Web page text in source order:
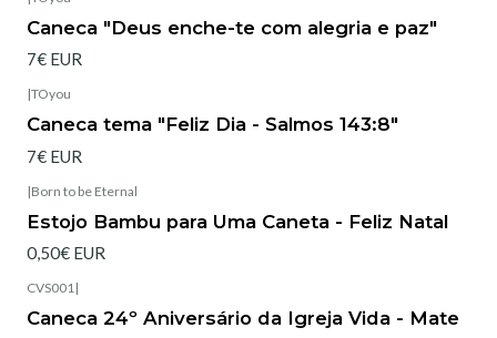
Caneca "Deus enche-te com alegria e paz"
7€ EUR
|TOyou
Caneca tema "Feliz Dia - Salmos 143:8"
7€ EUR
|Born to be Eternal
Estojo Bambu para Uma Caneta - Feliz Natal
0,50€ EUR
CVS001 |
Caneca 24º Aniversário da Igreja Vida - Mate